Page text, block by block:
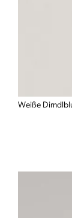
Weiße